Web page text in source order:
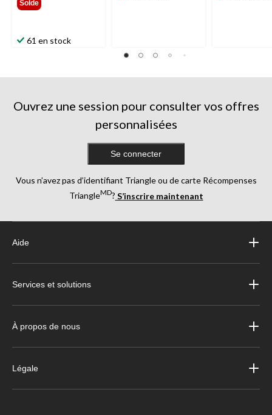
Solde
61 en stock
Ouvrez une session pour consulter vos offres
personnalisées
Se connecter
Vous n’avez pas d’identifiant Triangle ou de carte Récompenses
TriangleMD? S’inscrire maintenant
Aide
Services et solutions
À propos de nous
Légale